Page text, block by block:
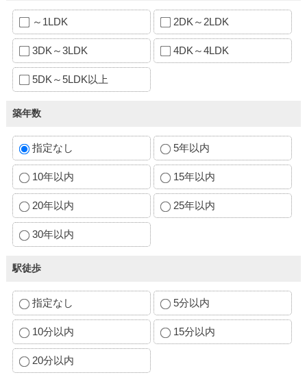
～1LDK 2DK～2LDK
3DK～3LDK 4DK～4LDK
5DK～5LDK以上
築年数
指定なし 5年以内
10年以内 15年以内
20年以内 25年以内
30年以内
駅徒歩
指定なし 5分以内
10分以内 15分以内
20分以内